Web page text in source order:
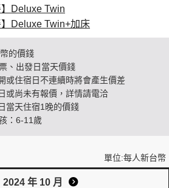
Deluxe Twin
Deluxe Twin+加床
的價錢
、出發日當天價錢
或住宿日不連續時將會產生價差
或尚未有報價，詳情請電洽
當天住宿1晚的價錢
：6-11歲
單位:每人新台幣
2024 年 10 月